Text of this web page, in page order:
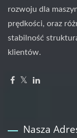
rozwoju dla
prędkości, oraz
stabilność
klientów.
Nasza